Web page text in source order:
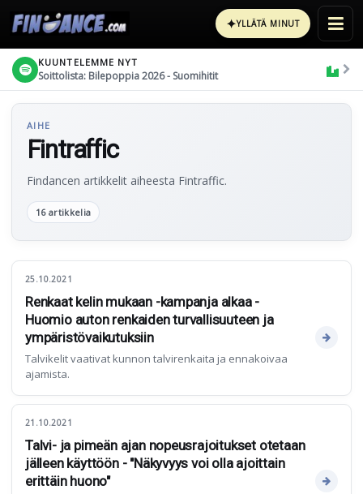
✦YLLÄTÄ MINUT
KUUNTELEMME NYT
Soittolista: Bilepoppia 2026 - Suomihitit
AIHE
Fintraffic
Findancen artikkelit aiheesta Fintraffic.
16 artikkelia
25.10.2021
Renkaat kelin mukaan -kampanja alkaa -
Huomio auton renkaiden turvallisuuteen ja
ympäristövaikutuksiin
Talvikelit vaativat kunnon talvirenkaita ja ennakoivaa
ajamista.
21.10.2021
Talvi- ja pimeän ajan nopeusrajoitukset otetaan
jälleen käyttöön - "Näkyvyys voi olla ajoittain
erittäin huono"